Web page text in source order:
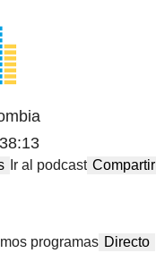
Ir al podcast Compartir
programas Directo